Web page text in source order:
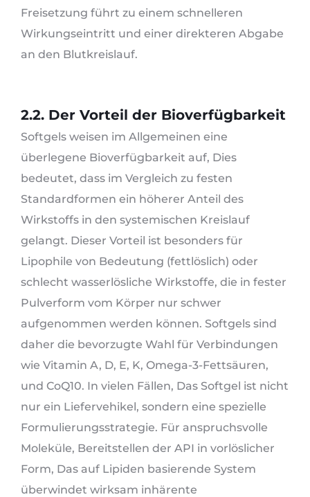
Freisetzung führt zu einem schnelleren
Wirkungseintritt und einer direkteren Abgabe
an den Blutkreislauf.
2.2. Der Vorteil der Bioverfügbarkeit
Softgels weisen im Allgemeinen eine
überlegene Bioverfügbarkeit auf, Dies
bedeutet, dass im Vergleich zu festen
Standardformen ein höherer Anteil des
Wirkstoffs in den systemischen Kreislauf
gelangt. Dieser Vorteil ist besonders für
Lipophile von Bedeutung (fettlöslich) oder
schlecht wasserlösliche Wirkstoffe, die in fester
Pulverform vom Körper nur schwer
aufgenommen werden können. Softgels sind
daher die bevorzugte Wahl für Verbindungen
wie Vitamin A, D, E, K, Omega-3-Fettsäuren,
und CoQ10. In vielen Fällen, Das Softgel ist nicht
nur ein Liefervehikel, sondern eine spezielle
Formulierungsstrategie. Für anspruchsvolle
Moleküle, Bereitstellen der API in vorlöslicher
Form, Das auf Lipiden basierende System
überwindet wirksam inhärente